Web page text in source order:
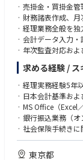
· 売掛金・買掛金
· 財務諸表作成、
· 経理業務全般を独
· 会計データ入力
· 年次監査対応お
· 給与計算、社会保
· Handle daily
Receivable
· Prepare financial
Work closely with
· Can handle full
· Assist
求める経験 / ス
· 経理実務経験5年
· 日本会計基準お
· MS Office（
· 銀行振込業務（
· 社会保険手続き
· 日本語のみでOK
東京都